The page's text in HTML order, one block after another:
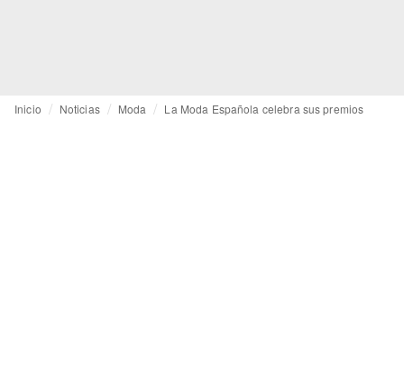
Inicio Noticias Moda La Moda Española celebra sus premios